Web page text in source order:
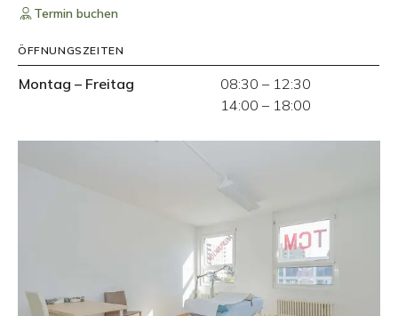
Termin buchen
ÖFFNUNGSZEITEN
Montag – Freitag 08:30 – 12:30
14:00 – 18:00